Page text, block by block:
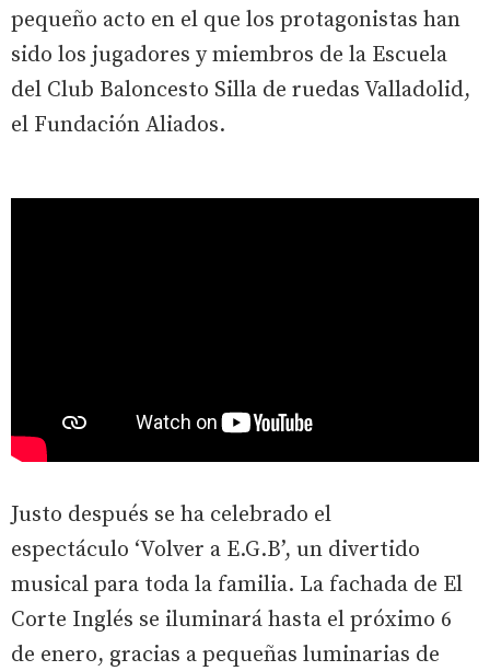
pequeño acto en el que los protagonistas han
sido los jugadores y miembros de la Escuela
del Club Baloncesto Silla de ruedas Valladolid,
el Fundación Aliados.
Justo después se ha celebrado el
espectáculo ‘Volver a E.G.B’, un divertido
musical para toda la familia. La fachada de El
Corte Inglés se iluminará hasta el próximo 6
de enero, gracias a pequeñas luminarias de